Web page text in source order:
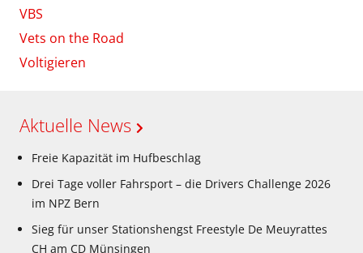
VBS
Vets on the Road
Voltigieren
Aktuelle News
Freie Kapazität im Hufbeschlag
Drei Tage voller Fahrsport – die Drivers Challenge 2026
im NPZ Bern
Sieg für unser Stationshengst Freestyle De Meuyrattes
CH am CD Münsingen